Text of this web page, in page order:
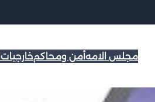
مجلس الامهأمن ومحاكمخارجيات